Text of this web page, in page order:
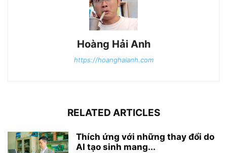
Hoàng Hải Anh
https://hoanghaianh.com
RELATED ARTICLES
Thích ứng với những thay đổi do
AI tạo sinh mang...